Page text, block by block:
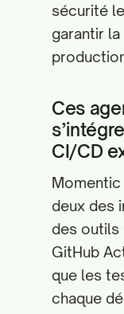
sécurité
garantir
Ces
CI/CD
deux des
des outils
GitHub
que les
chaque